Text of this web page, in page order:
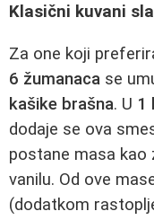
Klasični kuvani
Za one koji
6 žumanaca se
kašike brašna. U 1
dodaje se ova
postane masa kao
vanilu. Od ove
(dodatkom